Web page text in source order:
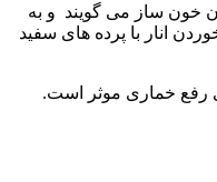
خون ساز می گویند و به
انار با پرده های سفید
رفع خماری موثر است.